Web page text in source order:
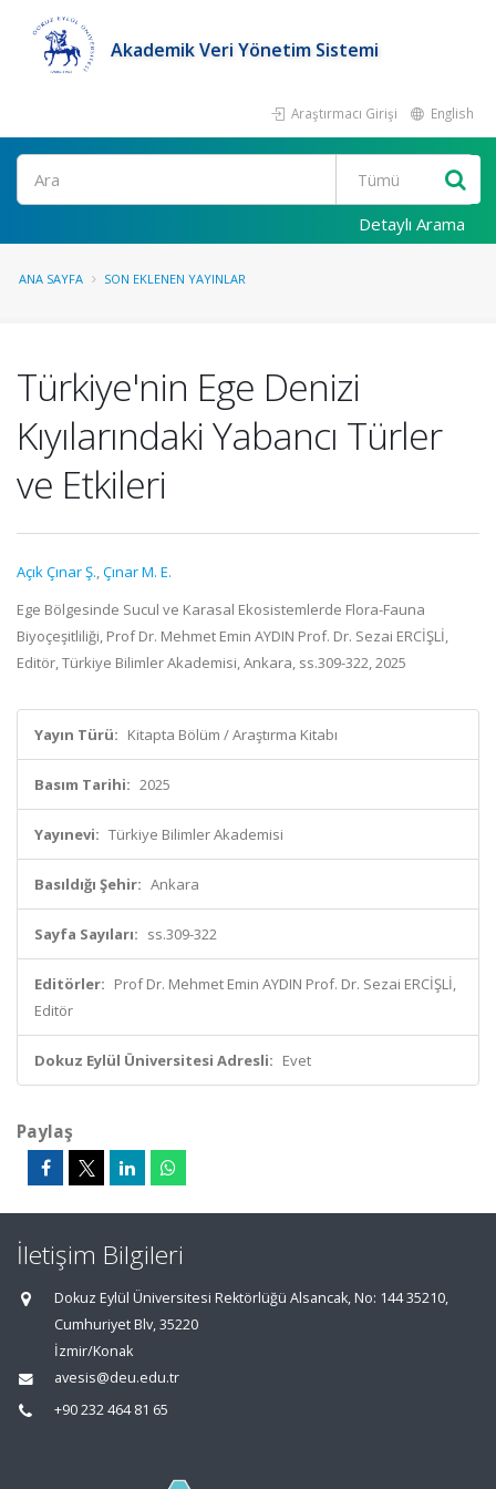
Akademik Veri Yönetim Sistemi
Araştırmacı Girişi English
Ara
Detaylı Arama
ANA SAYFA SON EKLENEN YAYINLAR
Türkiye'nin Ege Denizi
Kıyılarındaki Yabancı Türler
ve Etkileri
Açık Çınar Ş.,Çınar M. E.
Ege Bölgesinde Sucul ve Karasal Ekosistemlerde Flora-Fauna
Biyoçeşitliliği, Prof Dr. Mehmet Emin AYDIN Prof. Dr. Sezai ERCİŞLİ,
Editör, Türkiye Bilimler Akademisi, Ankara, ss.309-322, 2025
Yayın Türü: Kitapta Bölüm / Araştırma Kitabı
Basım Tarihi: 2025
Yayınevi: Türkiye Bilimler Akademisi
Basıldığı Şehir: Ankara
Sayfa Sayıları: ss.309-322
Editörler: Prof Dr. Mehmet Emin AYDIN Prof. Dr. Sezai ERCİŞLİ,
Editör
Dokuz Eylül Üniversitesi Adresli: Evet
Paylaş
İletişim Bilgileri
Dokuz Eylül Üniversitesi Rektörlüğü Alsancak, No: 144 35210,
Cumhuriyet Blv, 35220
İzmir/Konak
avesis@deu.edu.tr
+90 232 464 81 65